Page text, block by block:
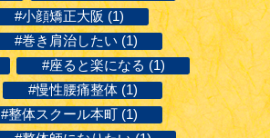
#小顔矯正大阪 (1)
#巻き肩治したい (1)
#座ると楽になる (1)
#慢性腰痛整体 (1)
#整体スクール本町 (1)